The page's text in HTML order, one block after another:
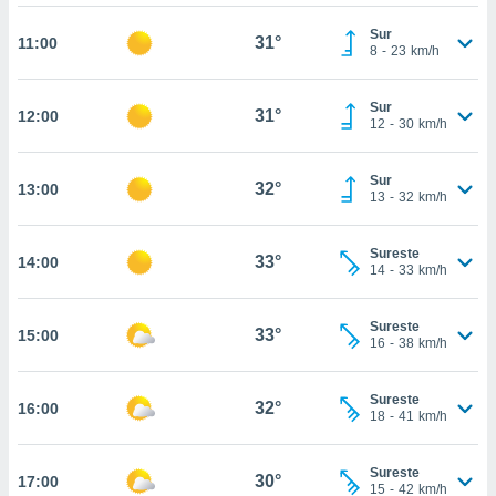
En
de que
el sitio
para
o
aunque
no
acceder a
abono
11:00 31°
Sur
8 - 23 km/h
12:00 31°
Sur
12 - 30 km/h
13:00 32°
Sur
13 - 32 km/h
14:00 33°
Sureste
14 - 33 km/h
15:00 33°
Sureste
16 - 38 km/h
16:00 32°
Sureste
18 - 41 km/h
17:00 30°
Sureste
15 - 42 km/h